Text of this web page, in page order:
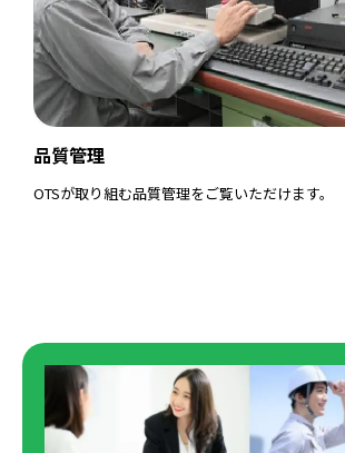
品質管理
OTSが取り組む品質管理をご覧いただけます。